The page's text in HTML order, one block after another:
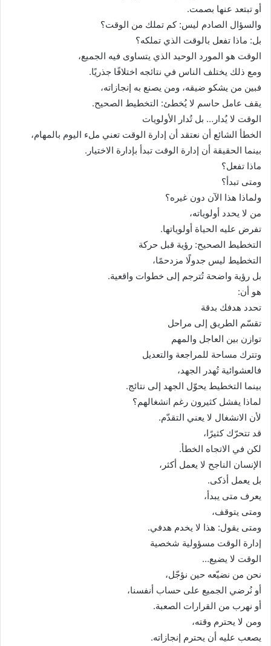
ي
ا
أو تبتعد عنها بصمت.
والسؤال الصادم ليس: كم تملك من الوقت؟
بل: ماذا تفعل بالوقت الذي تملكه؟
الوقت هو المورد الوحيد الذي يتساوى فيه الجميع،
ومع ذلك يختلف الناس في نتائجه اختلافًا جذريًا.
فبين من يشكو ضيقه، ومن يصنع به إنجازاته،
يقف عامل حاسم لا يُخطئ: التخطيط الصحيح.
الوقت لا يُدار… بل تُدار الأولويات
الخطأ الشائع أن نعتقد أن إدارة الوقت تعني ملء اليوم بالمهام،
بينما الحقيقة أن إدارة الوقت تبدأ بإدارة الاختيار.
ماذا تفعل؟
ومتى تبدأ؟
ولماذا هذا الآن دون غيره؟
من لا يحدد أولوياته،
تفرض عليه الحياة أولوياتها.
التخطيط الصحيح: رؤية قبل حركة
التخطيط ليس جدولًا مزدحمًا،
بل رؤية واضحة تُترجم إلى خطوات واقعية.
هو أن:
تحدد هدفك بدقة
تقسّم الطريق إلى مراحل
توازن بين العاجل والمهم
وتترك مساحة للمراجعة والتعديل
فالعشوائية تُهدر الجهد،
بينما التخطيط يحوّل الجهد إلى نتائج.
لماذا يفشل كثيرون رغم انشغالهم؟
لأن الانشغال لا يعني التقدّم.
قد تتحرّك كثيرًا،
لكن في الاتجاه الخطأ.
الإنسان الناجح لا يعمل أكثر،
بل يعمل أذكى.
يعرف متى يبدأ،
ومتى يتوقف،
ومتى يقول: هذا لا يخدم هدفي.
إدارة الوقت مسؤولية شخصية
الوقت لا يضيع…
نحن من نضيّعه حين نؤجّل،
أو نُرضي الجميع على حساب أنفسنا،
أو نهرب من القرارات الصعبة.
ومن لا يحترم وقته،
يصعب عليه أن يحترم إنجازاته.